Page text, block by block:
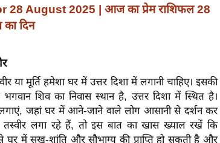
August 2025 | आज का प्रेम राशिफल 28
दिन
या मूर्ति हमेशा घर में उत्तर दिशा में लगानी चाहिए। इसकी
शिव का निवास स्थान है, उत्तर दिशा में स्थित है।
जहां घर में आने-जाने वाले लोग आसानी से दर्शन कर
लगा रहे हैं, तो इस बात का खास ख्याल रखें कि
घर में सुख-शांति और सौभाग्य की प्राप्ति हो सकती है और